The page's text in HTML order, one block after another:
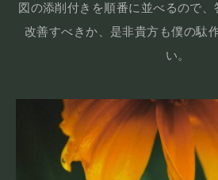
図の添削付きを順番に並べるので
改善すべきか、是非貴方も僕の駄
い。